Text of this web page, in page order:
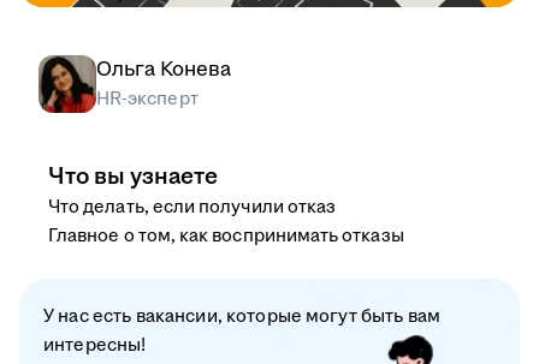
Ольга Конева
HR-эксперт
Что вы узнаете
Что делать, если получили отказ
Главное о том, как воспринимать отказы
У нас есть вакансии, которые могут быть вам
интересны!